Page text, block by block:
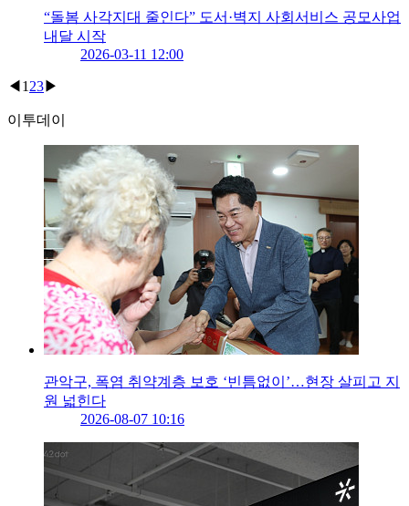
“돌봄 사각지대 줄인다” 도서·벽지 사회서비스 공모사업
내달 시작
2026-03-11 12:00
◀ 1 23▶
이투데이
관악구, 폭염 취약계층 보호 ‘빈틈없이’…현장 살피고 지
원 넓힌다
2026-08-07 10:16